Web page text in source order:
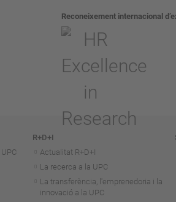
Reconeixement internacional
R+D+I
Actualitat R+D+I
La recerca a la UPC
La transferència, l'emprenedoria i la
innovació a la UPC